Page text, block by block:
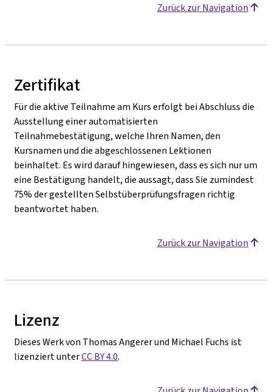
Zurück zur Navigation
Zertifikat
Für die aktive Teilnahme am Kurs erfolgt bei Abschluss die
Ausstellung einer automatisierten
Teilnahmebestätigung, welche Ihren Namen, den
Kursnamen und die abgeschlossenen Lektionen
beinhaltet. Es wird darauf hingewiesen, dass es sich nur um
eine Bestätigung handelt, die aussagt, dass Sie zumindest
75% der gestellten Selbstüberprüfungsfragen richtig
beantwortet haben.
Zurück zur Navigation
Lizenz
Dieses Werk von Thomas Angerer und Michael Fuchs ist
lizenziert unterCC BY 4.0.